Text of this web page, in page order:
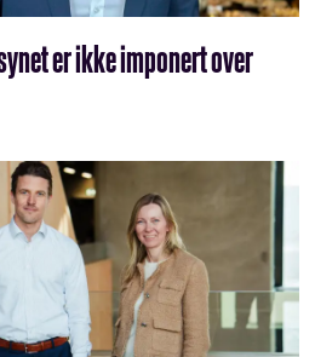
er ikke imponert over